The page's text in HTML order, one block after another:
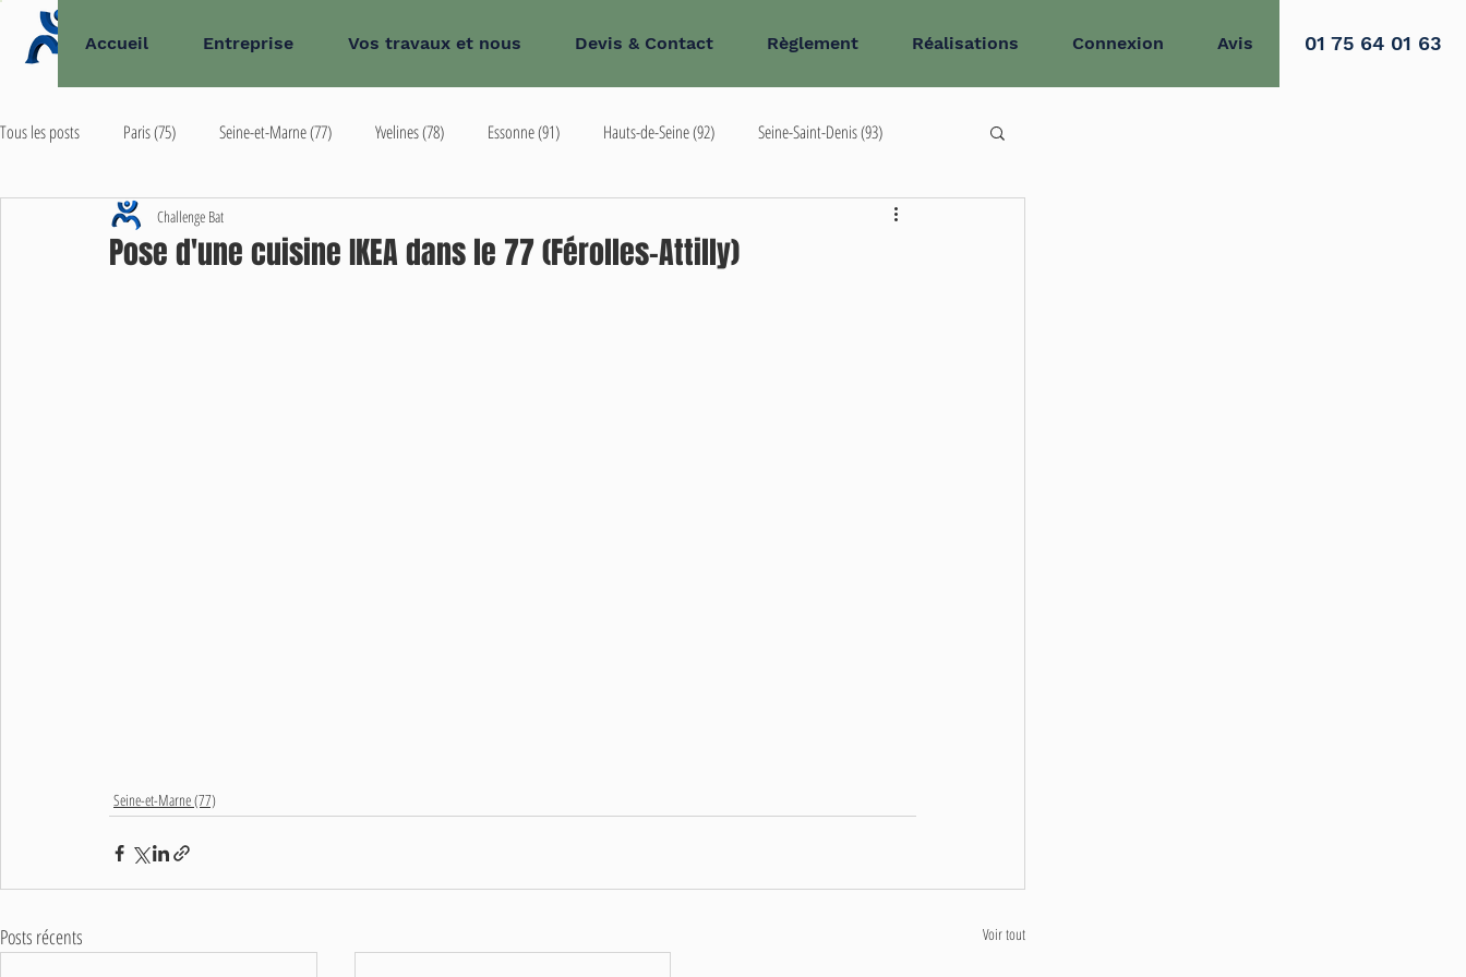
01 75 64 01 63
Accueil Entreprise Vos travaux et nous Devis & Contact Règlement Réalisations Connexion Avis
Tous les posts Paris (75) Seine-et-Marne (77) Yvelines (78) Essonne (91) Hauts-de-Seine (92) Seine-Saint-Denis (93)
Val-de-Marne (94) Val-d'Oise (95)
Pose d'une cuisine IKEA dans le 77 (Férolles-Attilly)
Challenge Bat
Seine-et-Marne (77)
Posts récents Voir tout